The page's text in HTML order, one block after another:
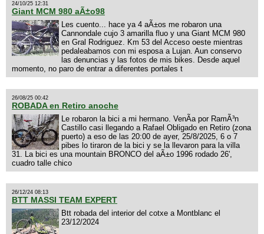
24/10/25 12:31
Giant MCM 980 aÃ±o98
Les cuento... hace ya 4 aÃ±os me robaron una
Cannondale cujo 3 amarilla fluo y una Giant MCM 980
en Gral Rodriguez. Km 53 del Acceso oeste mientras
pedaleabamos con mi esposa a Lujan. Aun conservo
las denuncias y las fotos de mis bikes. Desde aquel
momento, no paro de entrar a diferentes portales t
26/08/25 00:42
ROBADA en Retiro anoche
Le robaron la bici a mi hermano. VenÃ­a por RamÃ³n
Castillo casi llegando a Rafael Obligado en Retiro (zona
puerto) a eso de las 20:00 de ayer, 25/8/2025, 6 o 7
pibes lo tiraron de la bici y se la llevaron para la villa
31. La bici es una mountain BRONCO del aÃ±o 1996 rodado 26',
cuadro talle chico
26/12/24 08:13
BTT MASSI TEAM EXPERT
Btt robada del interior del cotxe a Montblanc el
23/12/2024